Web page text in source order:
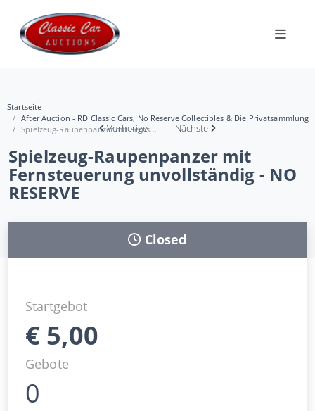
Startseite
After Auction - RD Classic Cars, No Reserve Collectibles & Die Privatsammlung
Spielzeug-Raupenpanzer mit Ferns...
Vorherige Nächste
Spielzeug-Raupenpanzer mit
Fernsteuerung unvollständig - NO
RESERVE
Closed
Startgebot
€ 5,00
Gebote
0